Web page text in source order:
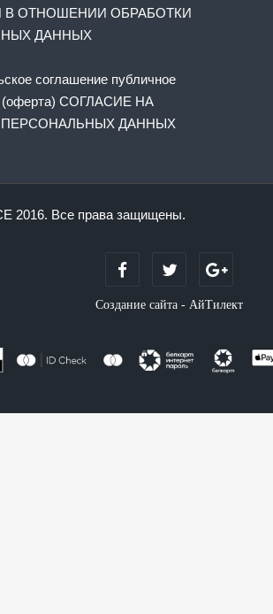
В ОТНОШЕНИИ ОБРАБОТКИ
ДАННЫХ
соглашение публичное
(оферта) СОГЛАСИЕ НА
ПЕРСОНАЛЬНЫХ ДАННЫХ
2016. Все права защищены.
Создание сайта - АйТилект